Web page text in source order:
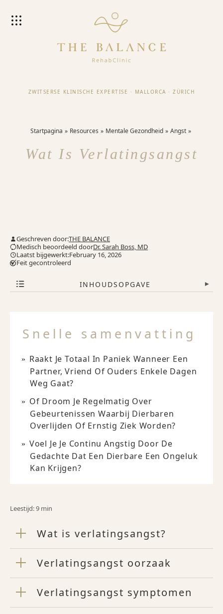
ZWITSERSE KLINISCHE EXPERTISE · MALLORCA · ZÜRICH
Startpagina Resources Mentale Gezondheid Angst
Wat Is Verlatingsangst
Geschreven door:THE BALANCE
Medisch beoordeeld doorDr. Sarah Boss, MD
Laatst bijgewerkt:February 16, 2026
Feit gecontroleerd
INHOUDSOPGAVE ▾
Snelle samenvatting
Raakt Je Totaal In Paniek Wanneer Een
Partner, Vriend Of Ouders Enkele Dagen
Weg Gaat?
Of Droom Je Regelmatig Over
Gebeurtenissen Waarbij Dierbaren
Overlijden Of Ernstig Ziek Worden?
Voel Je Je Continu Angstig Door De
Gedachte Dat Een Dierbare Een Ongeluk
Kan Krijgen?
Leestijd: 9 min
Wat is verlatingsangst?
Verlatingsangst oorzaak
Verlatingsangst symptomen